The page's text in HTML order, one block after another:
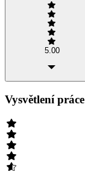
5.00
Vysvětlení práce